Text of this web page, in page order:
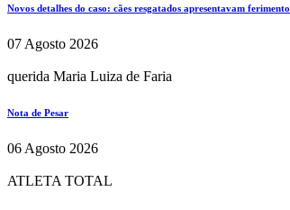
Novos detalhes do caso: cães resgatados apresentavam
07 Agosto 2026
querida Maria Luiza de Faria
Nota de Pesar
06 Agosto 2026
ATLETA TOTAL